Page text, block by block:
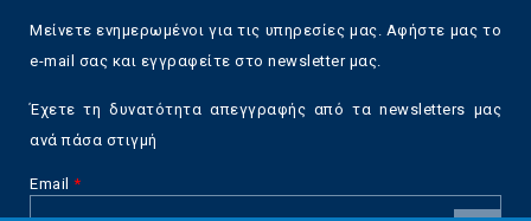
Μείνετε ενημερωμένοι για τις υπηρεσίες μας. Αφήστε μας το
e-mail σας και εγγραφείτε στο newsletter μας.
Έχετε τη δυνατότητα απεγγραφής από τα newsletters μας
ανά πάσα στιγμή
Email *